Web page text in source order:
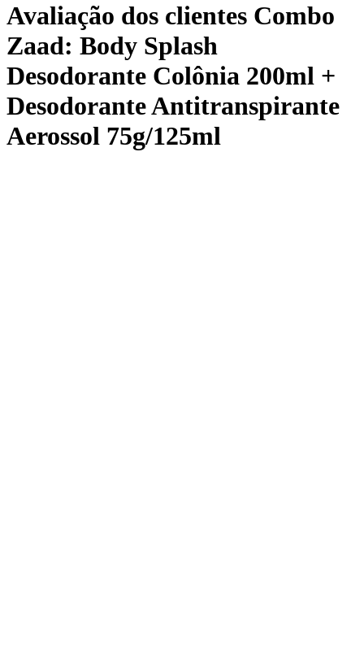
Avaliação dos clientes Combo
Zaad: Body Splash
Desodorante Colônia 200ml +
Desodorante Antitranspirante
Aerossol 75g/125ml